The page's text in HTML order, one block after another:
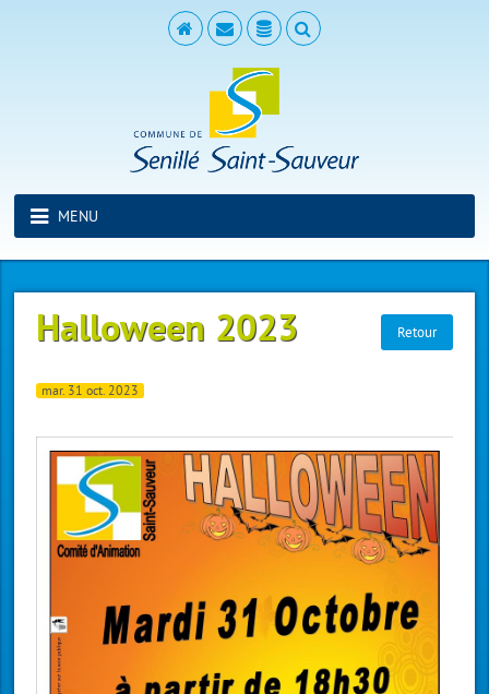
MENU
Retour
Halloween 2023
mar. 31 oct. 2023